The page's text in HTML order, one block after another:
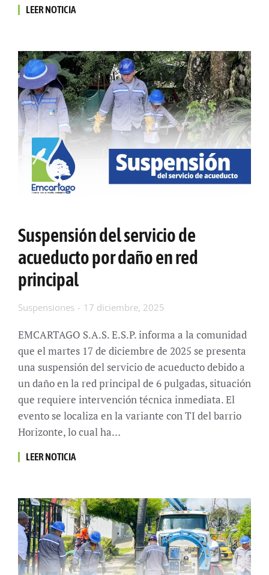
LEER NOTICIA
Suspensión del servicio de
acueducto por daño en red
principal
Suspensiones 17 diciembre, 2025
EMCARTAGO S.A.S. E.S.P. informa a la comunidad
que el martes 17 de diciembre de 2025 se presenta
una suspensión del servicio de acueducto debido a
un daño en la red principal de 6 pulgadas, situación
que requiere intervención técnica inmediata. El
evento se localiza en la variante con TI del barrio
Horizonte, lo cual ha…
LEER NOTICIA